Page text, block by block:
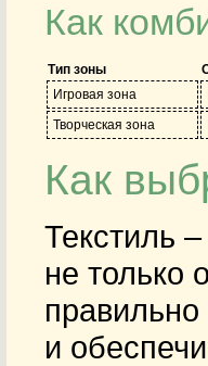
Как
Тип зоны
Игровая зона
Творческая зона
Как
Текстиль
не только
и